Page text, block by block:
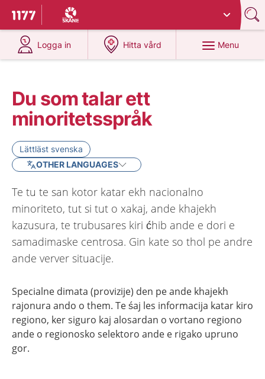
To start page for 1177
Du har valt region
Logga in
at 1177.se
Hitta vård
at 1177.se
Menu
Du som talar ett
minoritetsspråk
Lättläst svenska
OTHER LANGUAGES
Te tu te san kotor katar ekh nacionalno
minoriteto, tut si tut o xakaj, ande khajekh
kazusura, te trubusares kiri ćhib ande e dori e
samadimaske centrosa. Gin kate so thol pe andre
ande verver situacije.
Specialne dimata (provizije) den pe ande khajekh
rajonura ando o them. Te śaj les informacija katar kiro
regiono, ker siguro kaj alosardan o vortano regiono
ande o regionosko selektoro ande e rigako upruno
gor.